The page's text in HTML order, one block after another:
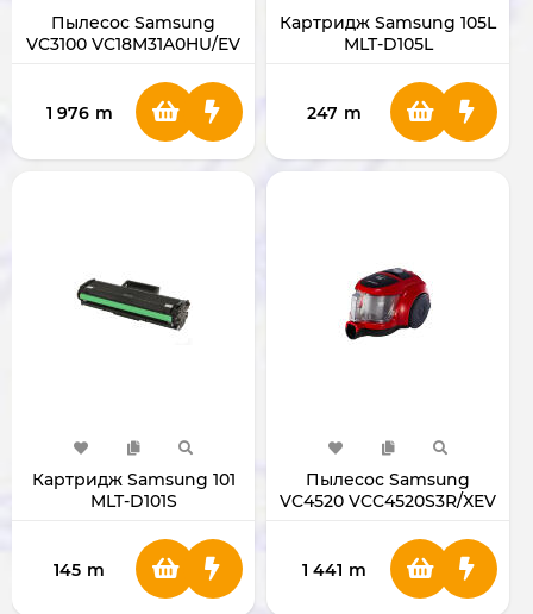
Пылесос Samsung
VC3100 VC18M31A0HU/EV
1 976 m
Картридж Samsung 105L
MLT-D105L
247 m
Картридж Samsung 101
MLT-D101S
145 m
Пылесос Samsung
VC4520 VCC4520S3R/XEV
1 441 m